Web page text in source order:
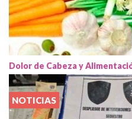
Dolor de Cabeza y
NOTICIAS